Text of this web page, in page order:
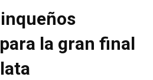
la gran final